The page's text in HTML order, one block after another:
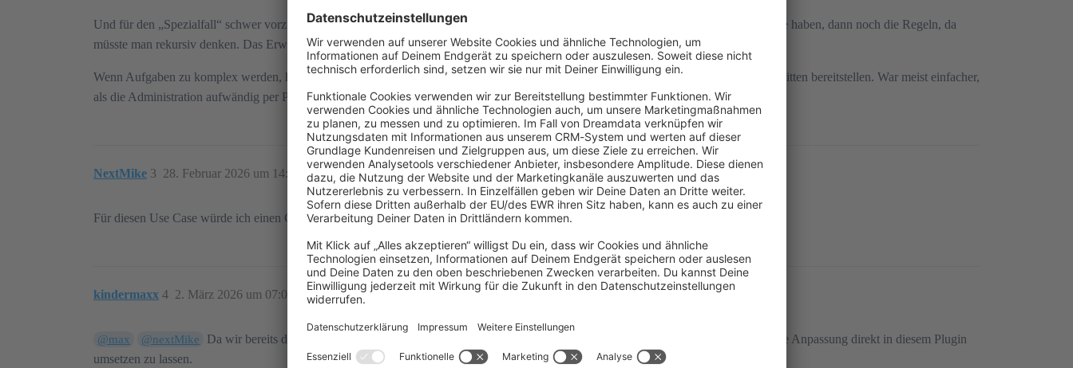
Und für den „Spezialfall“ schwer vorzustellen, dass es hier ein Plugin gibt. Die Erweiterte Preise könnten theoretisch ja Mengen-Intervalle haben, dann noch die Regeln, da
müsste man rekursiv denken. Das Erweiterte Preise Konstrukt ist dann noch etwas anders als „fixe“ Preise für einen Sub-Shop.
Wenn Aufgaben zu komplex werden, habe ich für die meisten Kunden individuelle HTML Seiten erstellt, die per API die Daten zugeschnitten bereitstellen. War meist einfacher,
als die Administration aufwändig per Plugin zu überschreiben.
NextMike 28. Februar 2026 um 14:07
3
Für diesen Use Case würde ich einen CSV-Import/Export-Workflow aufsetzen.
kindermaxx 2. März 2026 um 07:03
4
@max @nextMike
Da wir bereits das Plugin „Produktübersicht und Filter Editor“ von Coolbax verwenden, versuchen wir aktuell, eine Anpassung direkt in diesem Plugin
umsetzen zu lassen.